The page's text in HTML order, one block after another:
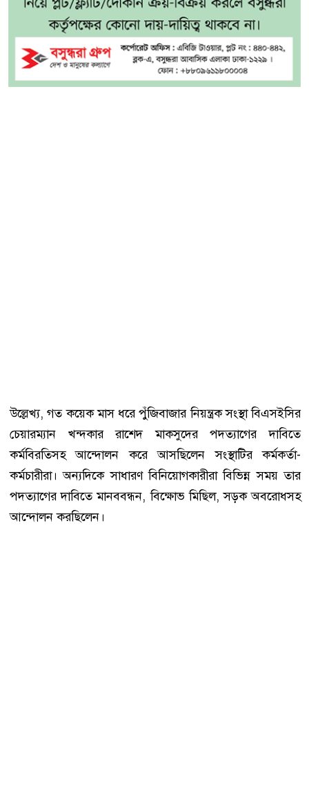
উল্লেখ্য, গত কয়েক মাস ধরে পুঁজিবাজার নিয়ন্ত্রক সংস্থা বিএসইসির
চেয়ারম্যান খন্দকার রাশেদ মাকসুদের পদত্যাগের দাবিতে
কর্মবিরতিসহ আন্দোলন করে আসছিলেন সংস্থাটির কর্মকর্তা-
কর্মচারীরা। অন্যদিকে সাধারণ বিনিয়োগকারীরা বিভিন্ন সময় তার
পদত্যাগের দাবিতে মানববন্ধন, বিক্ষোভ মিছিল, সড়ক অবরোধসহ
আন্দোলন করছিলেন।